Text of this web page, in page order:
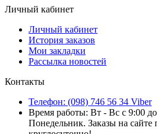
Личный кабинет
Личный кабинет
История заказов
Мои закладки
Рассылка новостей
Контакты
Телефон: (098) 746 56 34 Viber
Время работы: Вт - Вс с 9:00
Понедельник. Заказы на